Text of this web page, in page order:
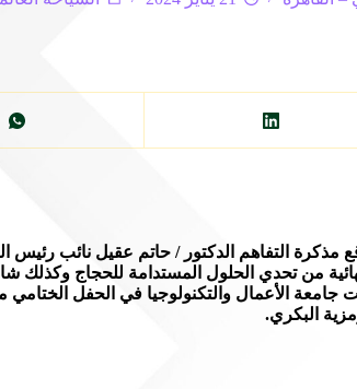
التفاهم الدكتور / حاتم عقيل نائب رئيس
من تحدي الحلول المستدامة للحجاج وكذلك
الأعمال والتكنولوجيا في الحفل الختامي
البكري.